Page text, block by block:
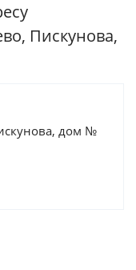
Пискунова,
дом №